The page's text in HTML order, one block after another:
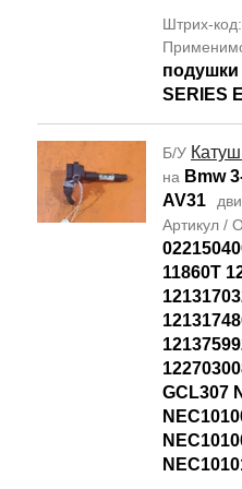
Штрих-
подушки
SERIES
Б/У
на Bmw
AV31
Артикул /
11860T
GCL307